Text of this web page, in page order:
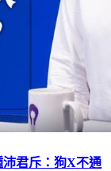
君斥：狗X不通